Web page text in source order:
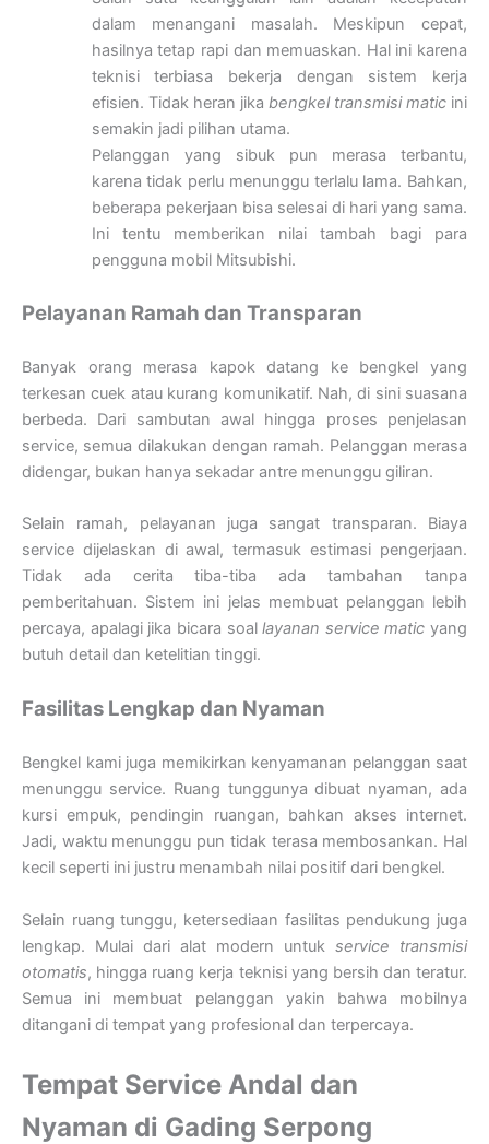
dalam menangani masalah. Meskipun cepat,
hasilnya tetap rapi dan memuaskan. Hal ini karena
teknisi terbiasa bekerja dengan sistem kerja
efisien. Tidak heran jika bengkel transmisi maticini
semakin jadi pilihan utama.
Pelanggan yang sibuk pun merasa terbantu,
karena tidak perlu menunggu terlalu lama. Bahkan,
beberapa pekerjaan bisa selesai di hari yang sama.
Ini tentu memberikan nilai tambah bagi para
pengguna mobil Mitsubishi.
Pelayanan Ramah dan Transparan
Banyak orang merasa kapok datang ke bengkel yang
terkesan cuek atau kurang komunikatif. Nah, di sini suasana
berbeda. Dari sambutan awal hingga proses penjelasan
service, semua dilakukan dengan ramah. Pelanggan merasa
didengar, bukan hanya sekadar antre menunggu giliran.
Selain ramah, pelayanan juga sangat transparan. Biaya
service dijelaskan di awal, termasuk estimasi pengerjaan.
Tidak ada cerita tiba-tiba ada tambahan tanpa
pemberitahuan. Sistem ini jelas membuat pelanggan lebih
percaya, apalagi jika bicara soallayanan service matic yang
butuh detail dan ketelitian tinggi.
Fasilitas Lengkap dan Nyaman
Bengkel kami juga memikirkan kenyamanan pelanggan saat
menunggu service. Ruang tunggunya dibuat nyaman, ada
kursi empuk, pendingin ruangan, bahkan akses internet.
Jadi, waktu menunggu pun tidak terasa membosankan. Hal
kecil seperti ini justru menambah nilai positif dari bengkel.
Selain ruang tunggu, ketersediaan fasilitas pendukung juga
lengkap. Mulai dari alat modern untuk service transmisi
otomatis, hingga ruang kerja teknisi yang bersih dan teratur.
Semua ini membuat pelanggan yakin bahwa mobilnya
ditangani di tempat yang profesional dan terpercaya.
Tempat Service Andal dan
Nyaman di Gading Serpong